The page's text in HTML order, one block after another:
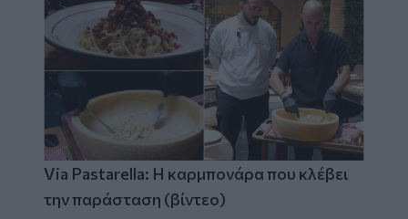
Via Pastarella: Η καρμπονάρα που κλέβει
την παράσταση (βίντεο)